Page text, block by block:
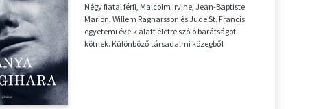
Négy fiatal férfi, Malcolm Irvine, Jean-Baptiste
Marion, Willem Ragnarsson és Jude St. Francis
egyetemi éveik alatt életre szóló barátságot
kötnek. Különböző társadalmi közegből